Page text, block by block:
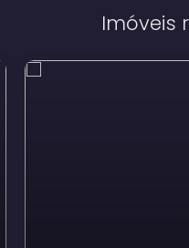
Imóveis